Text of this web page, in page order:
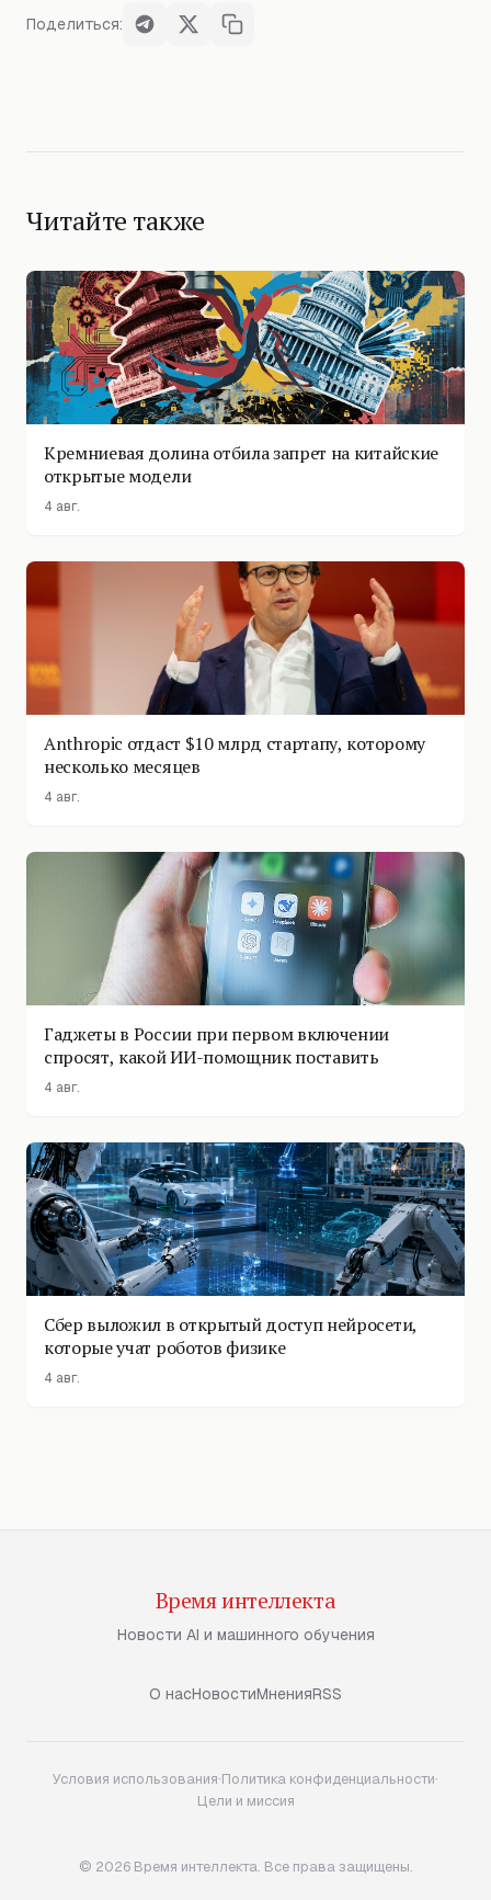
Поделиться:
Читайте также
Кремниевая долина отбила запрет на китайские
открытые модели
4 авг.
Anthropic отдаст $10 млрд стартапу, которому
несколько месяцев
4 авг.
Гаджеты в России при первом включении
спросят, какой ИИ-помощник поставить
4 авг.
Сбер выложил в открытый доступ нейросети,
которые учат роботов физике
4 авг.
Время интеллекта
Новости AI и машинного обучения
О насНовостиМненияRSS
Условия использования·Политика конфиденциальности·
Цели и миссия
© 2026 Время интеллекта. Все права защищены.